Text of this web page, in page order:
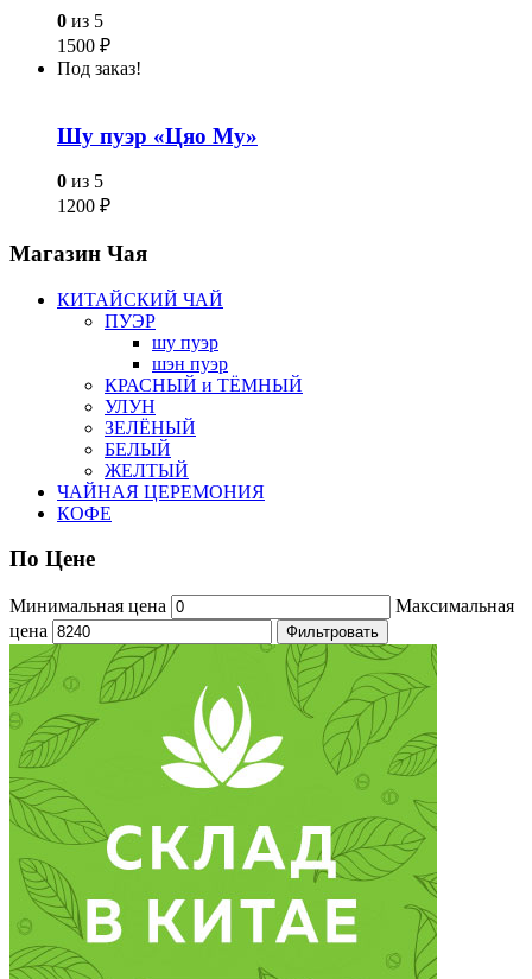
0 из 5
1500 ₽
Под заказ!
Шу пуэр «Цяо Му»
0 из 5
1200 ₽
Магазин Чая
КИТАЙСКИЙ ЧАЙ
ПУЭР
шу пуэр
шэн пуэр
КРАСНЫЙ и ТЁМНЫЙ
УЛУН
ЗЕЛЁНЫЙ
БЕЛЫЙ
ЖЕЛТЫЙ
ЧАЙНАЯ ЦЕРЕМОНИЯ
КОФЕ
По Цене
Минимальная цена
Максимальная
цена
Фильтровать